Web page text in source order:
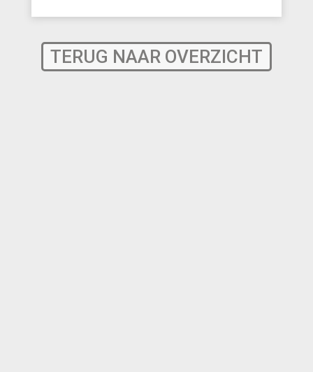
TERUG NAAR OVERZICHT